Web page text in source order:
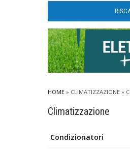
HOME» CLIMATIZZAZIONE»
Climatizzazione
Condizionatori